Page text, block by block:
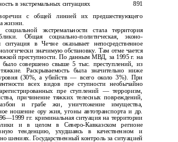
в экстремальных ситуациях 891
с общей линией их предшествующего
жизни.
экстремальности стала территория
Общая социально-политическая, эконо­
ситуация в Чечне оказывает непосредственное
значимую обстановку. Там отме­ чается
преступности. По данным МВД, за 1995 г. на
было совершено свыше 5 тыс. преступлений, из
Раскрываемость была значительно ниже
(30%, а убийств — всего около 3%). При
всех видов пре­ ступности необычайно
пре­ ступлений — терроризм,
причинение тяжких телесных повреждений,
и грабе­ жи, уничтожение имущества,
ношение ору­ жия, угоны автотранспорта и др.
гг. криминальная ситуация на территории
и в целом в Северо-Кавказском регионе
тенденцию, ухудшаясь в качественном и
шениях. Государственный контроль за ситуацией